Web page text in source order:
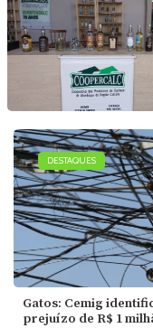
DESTAQUES
Gatos: Cemig
prejuízo de R$ 1